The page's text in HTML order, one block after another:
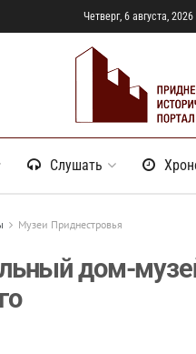
Четверг, 6 августа, 2026
Слушать
Музеи Приднестровья
дом-